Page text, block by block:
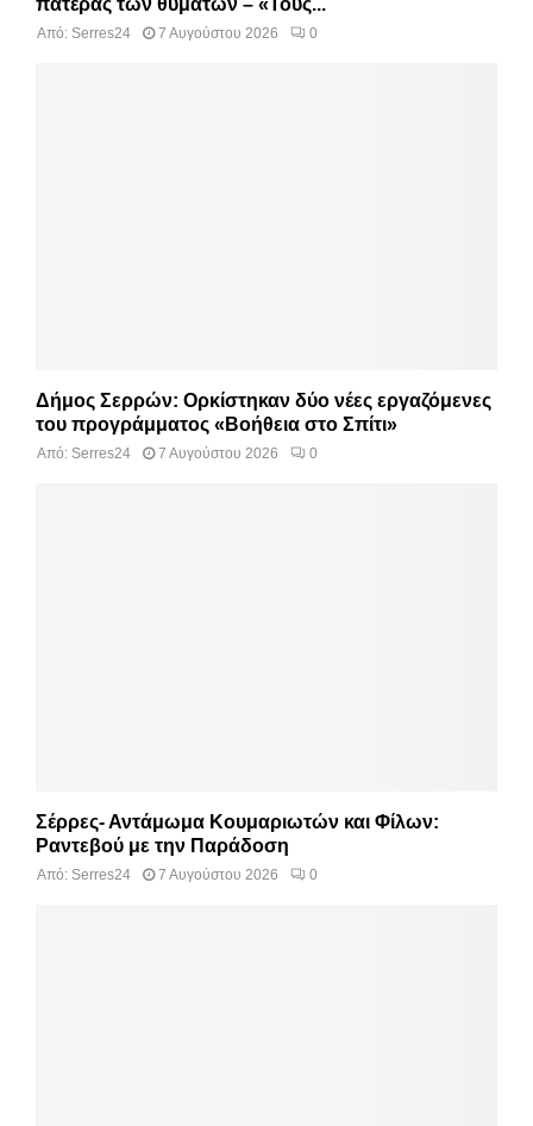
Από: Serres24 7 Αυγούστου 2026 0
Δήμος Σερρών: Ορκίστηκαν δύο νέες εργαζόμενες
του προγράμματος «Βοήθεια στο Σπίτι»
Από: Serres24 7 Αυγούστου 2026 0
Σέρρες- Αντάμωμα Κουμαριωτών και Φίλων:
Ραντεβού με την Παράδοση
Από: Serres24 7 Αυγούστου 2026 0